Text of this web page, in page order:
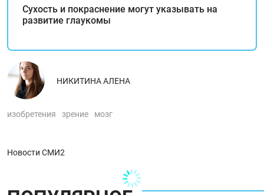
Сухость и покраснение могут указывать на
развитие глаукомы
НИКИТИНА АЛЕНА
изобретения зрение мозг
Новости СМИ2